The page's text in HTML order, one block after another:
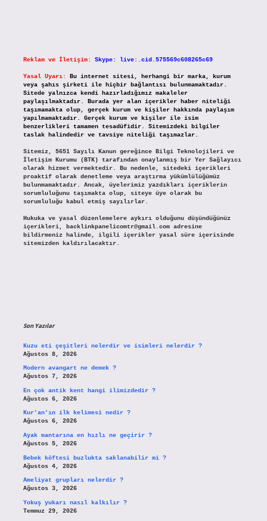
Reklam ve İletişim: Skype: live:.cid.575569c608265c69
Yasal Uyarı:
Bu internet sitesi, herhangi bir marka, kurum
veya şahıs şirketi ile hiçbir bağlantısı bulunmamaktadır.
Sitede yalnızca kendi hazırladığımız makaleler
paylaşılmaktadır. Burada yer alan içerikler haber niteliği
taşımamakta olup, gerçek kurum ve kişiler hakkında paylaşım
yapılmamaktadır. Gerçek kurum ve kişiler ile isim
benzerlikleri tamamen tesadüfidir. Sitemizdeki bilgiler
taslak halindedir ve tavsiye niteliği taşımazlar.
Sitemiz, 5651 Sayılı Kanun gereğince Bilgi Teknolojileri ve
İletişim Kurumu (BTK) tarafından onaylanmış bir Yer Sağlayıcı
olarak hizmet vermektedir. Bu nedenle, sitedeki içerikleri
proaktif olarak denetleme veya araştırma yükümlülüğümüz
bulunmamaktadır. Ancak, üyelerimiz yazdıkları içeriklerin
sorumluluğunu taşımakta olup, siteye üye olarak bu
sorumluluğu kabul etmiş sayılırlar.
Hukuka ve yasal düzenlemelere aykırı olduğunu düşündüğünüz
içerikleri,
backlinkpanelicomtr@gmail.comadresine
bildirmeniz halinde, ilgili içerikler yasal süre içerisinde
sitemizden kaldırılacaktır.
Son Yazılar
Kuzu eti çeşitleri nelerdir ve isimleri nelerdir ?
Ağustos 8, 2026
Modern avangart ne demek ?
Ağustos 7, 2026
En çok antik kent hangi ilimizdedir ?
Ağustos 6, 2026
Kur’an’ın ilk kelimesi nedir ?
Ağustos 6, 2026
Ayak mantarına en hızlı ne geçirir ?
Ağustos 5, 2026
Bebek köftesi buzlukta saklanabilir mi ?
Ağustos 4, 2026
Ameliyat grupları nelerdir ?
Ağustos 3, 2026
Yokuş yukarı nasıl kalkılır ?
Temmuz 29, 2026